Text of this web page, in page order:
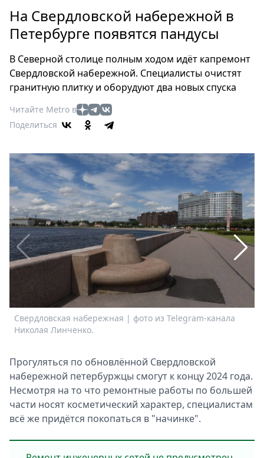
Россия
Мир
Еда
Туризм
Театр
Кино
Книги
Выставки
Пресс-
релизы
О
Metro
Стримы
Спецпроекты
Звезды
Выборы
2026
Скачай
На Свердловской набережной в
Петербурге появятся пандусы
В Северной столице полным ходом идёт капремонт
Свердловской набережной. Специалисты очистят
гранитную плитку и оборудуют два новых спуска
Читайте Metro в
Поделиться
Свердловская набережная | фото из Telegram-канала
Николая Линченко.
Прогуляться по обновлённой Свердловской
набережной петербуржцы смогут к концу 2024 года.
Несмотря на то что ремонтные работы по большей
части носят косметический характер, специалистам
всё же придётся покопаться в "начинке".